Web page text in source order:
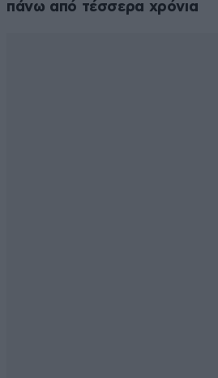
πάνω από τέσσερα χρόνια